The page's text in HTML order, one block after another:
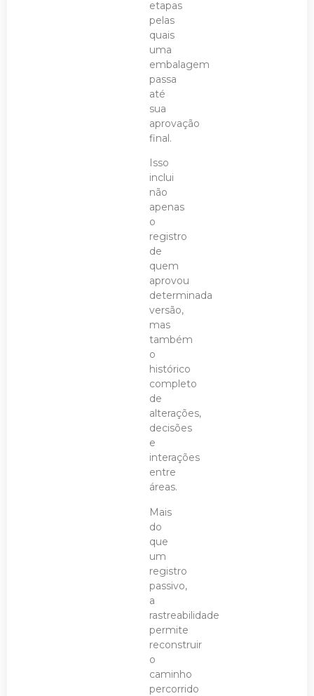
etapas
pelas
quais
uma
embalagem
passa
até
sua
aprovação
final.
Isso
inclui
não
apenas
o
registro
de
quem
aprovou
determinada
versão,
mas
também
o
histórico
completo
de
alterações,
decisões
e
interações
entre
áreas.
Mais
do
que
um
registro
passivo,
a
rastreabilidade
permite
reconstruir
o
caminho
percorrido